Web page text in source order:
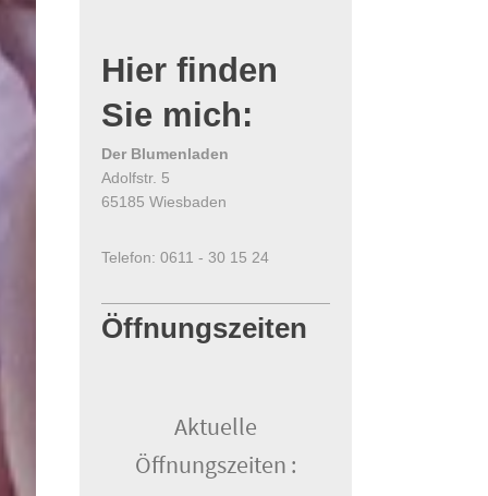
Hier finden
Sie mich:
Der Blumenladen
Adolfstr. 5
65185 Wiesbaden
Telefon: 0611 - 30 15 24
Öffnungszeiten
Aktuelle
Öffnungszeiten :